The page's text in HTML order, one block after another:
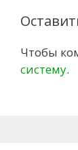
Чтобы
систему.